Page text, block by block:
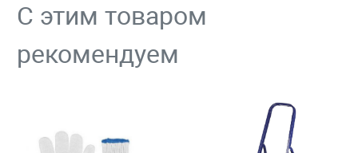
С этим товаром
рекомендуем